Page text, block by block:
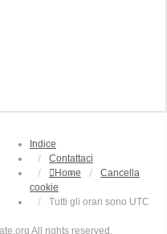
Indice
Contattaci
Home
Cancella
cookie
Tutti gli orari sono UTC
All rights reserved.